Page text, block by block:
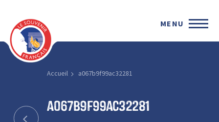
MENU
Accueil a067b9f99ac32281
a067b9f99ac32281